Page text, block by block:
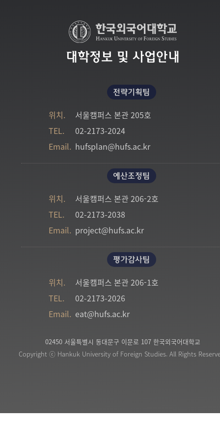
대학정보 및 사업안내
전략기획팀
위치.
서울캠퍼스 본관 205호
TEL.
02-2173-2024
Email. hufsplan@hufs.ac.kr
예산조정팀
위치.
서울캠퍼스 본관 206-2호
TEL.
02-2173-2038
Email. project@hufs.ac.kr
평가감사팀
위치.
서울캠퍼스 본관 206-1호
TEL.
02-2173-2026
Email. eat@hufs.ac.kr
02450 서울특별시 동대문구 이문로 107 한국외국어대학교
Copyright ⓒ Hankuk University of Foreign Studies. All Rights